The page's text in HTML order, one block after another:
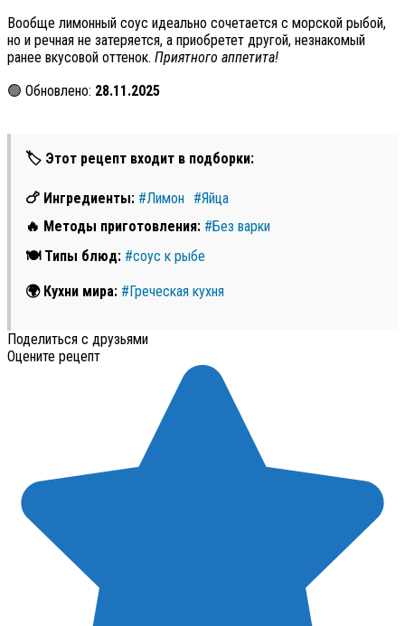
Вообще лимонный соус идеально сочетается с морской рыбой,
но и речная не затеряется, а приобретет другой, незнакомый
ранее вкусовой оттенок. Приятного аппетита!
🟢 Обновлено: 28.11.2025
🏷 Этот рецепт входит в подборки:
🍗 Ингредиенты: #Лимон #Яйца
🔥 Методы приготовления: #Без варки
🍽 Типы блюд: #соус к рыбе
🌍 Кухни мира: #Греческая кухня
Поделиться с друзьями
Оцените рецепт